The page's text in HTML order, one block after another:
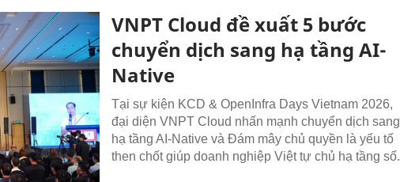
VNPT Cloud đề xuất 5 bước
chuyển dịch sang hạ tầng AI-
Native
Tại sự kiện KCD & OpenInfra Days Vietnam 2026,
đại diện VNPT Cloud nhấn mạnh chuyển dịch sang
hạ tầng AI-Native và Đám mây chủ quyền là yếu tố
then chốt giúp doanh nghiệp Việt tự chủ hạ tầng số.